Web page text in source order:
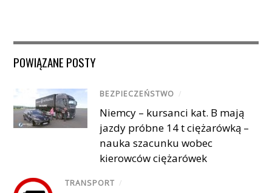
POWIĄZANE POSTY
BEZPIECZEŃSTWO /
Niemcy – kursanci kat. B mają
jazdy próbne 14 t ciężarówką –
nauka szacunku wobec
kierowców ciężarówek
TRANSPORT /